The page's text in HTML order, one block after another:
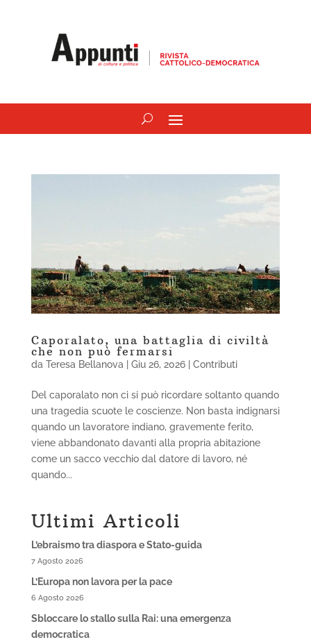
Caporalato, una battaglia di civiltà
che non può fermarsi
da Teresa Bellanova| Giu 26, 2026| Contributi
Del caporalato non ci si può ricordare soltanto quando
una tragedia scuote le coscienze. Non basta indignarsi
quando un lavoratore indiano, gravemente ferito,
viene abbandonato davanti alla propria abitazione
come un sacco vecchio dal datore di lavoro, né
quando...
Ultimi Articoli
L’ebraismo tra diaspora e Stato-guida
7 Agosto 2026
L’Europa non lavora per la pace
6 Agosto 2026
Sbloccare lo stallo sulla Rai: una emergenza
democratica